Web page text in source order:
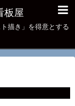
板屋
描き」を得意とする